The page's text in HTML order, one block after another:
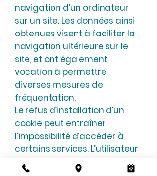
navigation d’un ordinateur
sur un site. Les données ainsi
obtenues visent à faciliter la
navigation ultérieure sur le
site, et ont également
vocation à permettre
diverses mesures de
fréquentation.
Le refus d’installation d’un
cookie peut entraîner
l’impossibilité d’accéder à
certains services. L’utilisateur
peut toutefois configurer son